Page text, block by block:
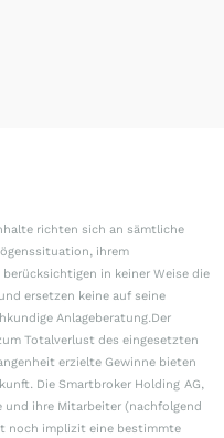
richten sich an sämtliche
ihrem
in keiner Weise die
ersetzen keine auf seine
Anlageberatung.Der
Totalverlust des eingesetzten
erzielte Gewinne bieten
Die Smartbroker Holding AG,
und ihre Mitarbeiter (nachfolgend
noch implizit eine bestimmte